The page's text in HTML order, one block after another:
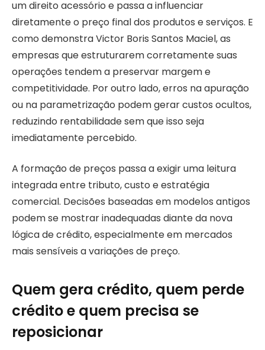
um direito acessório e passa a influenciar
diretamente o preço final dos produtos e serviços. E
como demonstra Victor Boris Santos Maciel, as
empresas que estruturarem corretamente suas
operações tendem a preservar margem e
competitividade. Por outro lado, erros na apuração
ou na parametrização podem gerar custos ocultos,
reduzindo rentabilidade sem que isso seja
imediatamente percebido.
A formação de preços passa a exigir uma leitura
integrada entre tributo, custo e estratégia
comercial. Decisões baseadas em modelos antigos
podem se mostrar inadequadas diante da nova
lógica de crédito, especialmente em mercados
mais sensíveis a variações de preço.
Quem gera crédito, quem perde
crédito e quem precisa se
reposicionar